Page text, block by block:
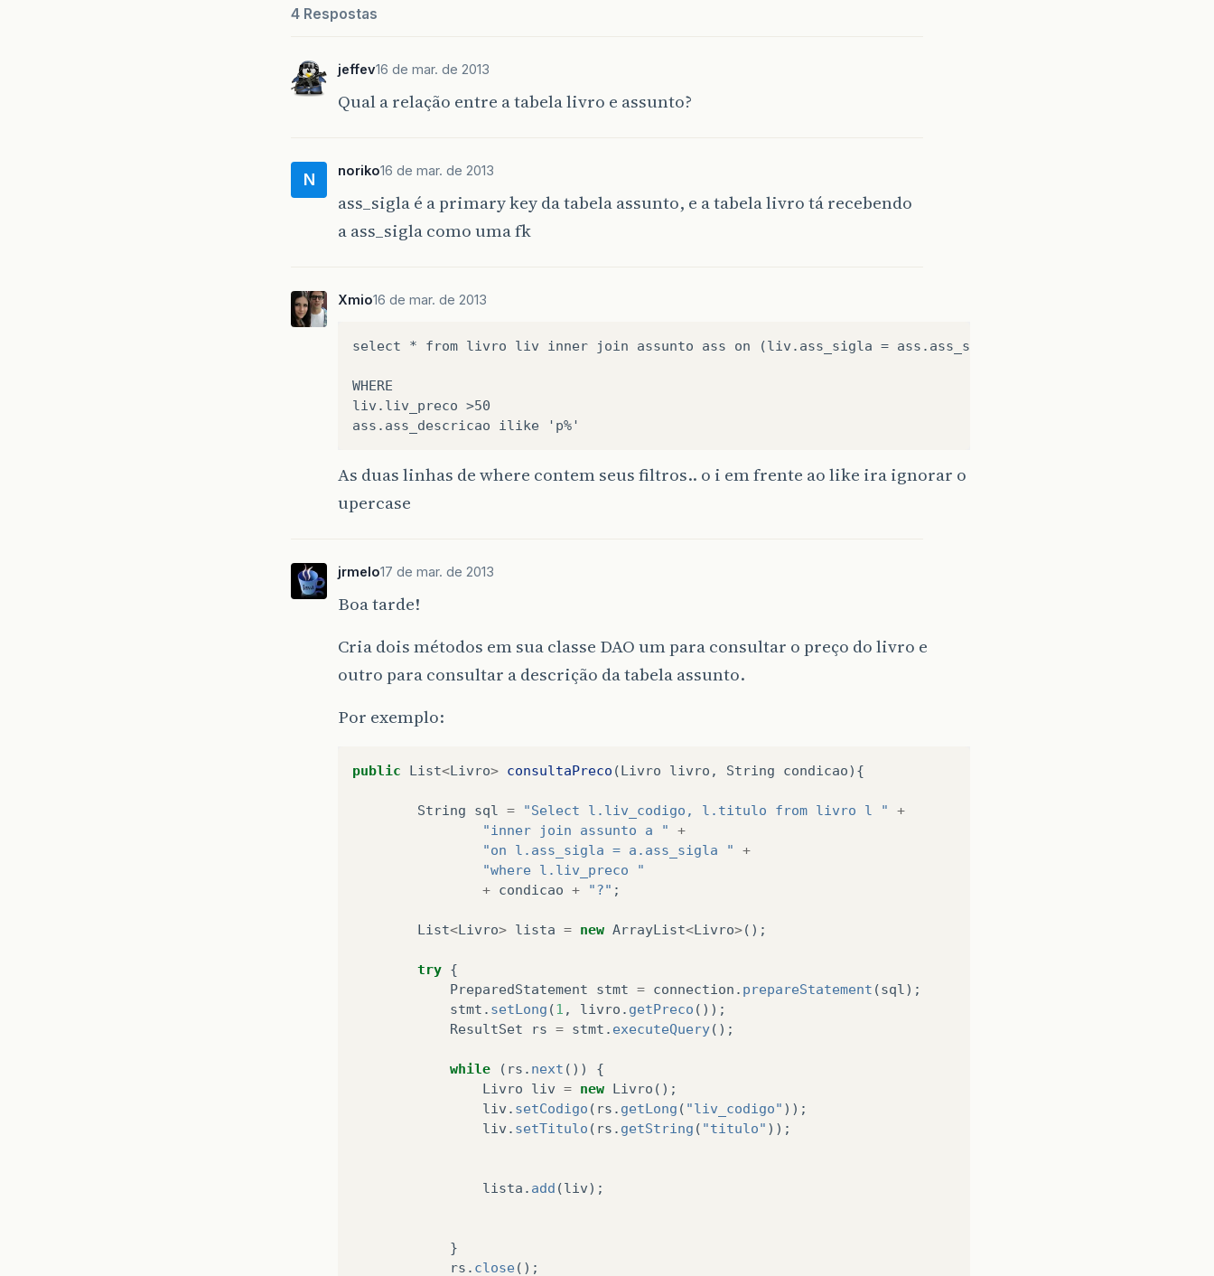
4 Respostas
jeffev16 de mar. de 2013
Qual a relação entre a tabela livro e assunto?
N noriko16 de mar. de 2013
ass_sigla é a primary key da tabela assunto, e a tabela livro tá recebendo
a ass_sigla como uma fk
Xmio16 de mar. de 2013
select * from livro liv inner join assunto ass on (liv.ass_sigla = ass.ass_sigla)
WHERE
liv.liv_preco >50
As duas linhas de where contem seus filtros.. o i em frente ao like ira ignorar o
upercase
jrmelo17 de mar. de 2013
Boa tarde!
Cria dois métodos em sua classe DAO um para consultar o preço do livro e
outro para consultar a descrição da tabela assunto.
Por exemplo:
public List<Livro> consultaPreco (Livro livro , String condicao){
String sql = "Select l.liv_codigo, l.titulo from livro l "
+
"inner join assunto a "
+
"on l.ass_sigla = a.ass_sigla "
+
"where l.liv_preco "
+ condicao + "?" ;
List<Livro> lista = new ArrayList<Livro>();
try {
PreparedStatement
stmt = connection . prepareStatement (sql );
stmt . setLong (1 , livro . getPreco ());
ResultSet
rs = stmt . executeQuery();
while ( rs . next ())
{
Livro
liv = new Livro ();
liv . setCodigo ( rs . getLong ( "liv_codigo" ));
liv . setTitulo ( rs . getString ( "titulo" ));
lista . add (liv);
}
rs . close();